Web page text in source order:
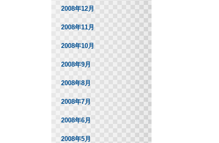
2008年12月
2008年11月
2008年10月
2008年9月
2008年8月
2008年7月
2008年6月
2008年5月